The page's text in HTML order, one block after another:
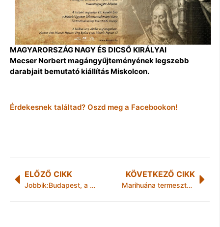
MAGYARORSZÁG NAGY ÉS DICSŐ KIRÁLYAI
Mecser Norbert magángyűjteményének legszebb
darabjait bemutató kiállítás Miskolcon.
Érdekesnek találtad? Oszd meg a Facebookon!
ELŐZŐ CIKK
Jobbik:Budapest, a káosz fővárosa
KÖVETKEZŐ CIKK
Marihuána termesztőket fogtak el a rendőrök